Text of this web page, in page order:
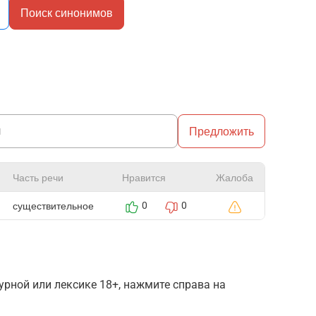
Поиск синонимов
Предложить
Часть речи Нравится
Жалоба
существительное
0 0
или лексике 18+, нажмите справа на